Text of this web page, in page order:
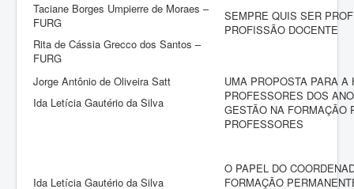
Taciane Borges Umpierre de Moraes –
FURG
Rita de Cássia Grecco dos Santos –
FURG
SEMPRE QUIS SER
PROFISSÃO DOCENTE
Jorge Antônio de Oliveira Satt
Ida Letícia Gautério da Silva
UMA PROPOSTA PARA A
PROFESSORES DOS
GESTÃO NA FORMAÇÃO
PROFESSORES
Ida Letícia Gautério da Silva
O PAPEL DO
FORMAÇÃO